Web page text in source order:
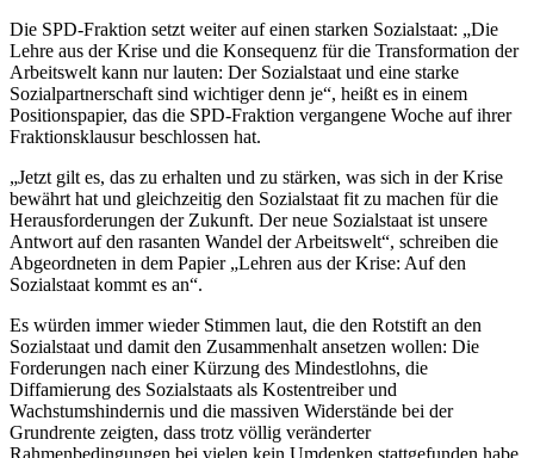
Die SPD-Fraktion setzt weiter auf einen starken Sozialstaat: „Die
Lehre aus der Krise und die Konsequenz für die Transformation der
Arbeitswelt kann nur lauten: Der Sozialstaat und eine starke
Sozialpartnerschaft sind wichtiger denn je“, heißt es in einem
Positionspapier, das die SPD-Fraktion vergangene Woche auf ihrer
Fraktionsklausur beschlossen hat.
„Jetzt gilt es, das zu erhalten und zu stärken, was sich in der Krise
bewährt hat und gleichzeitig den Sozialstaat fit zu machen für die
Herausforderungen der Zukunft. Der neue Sozialstaat ist unsere
Antwort auf den rasanten Wandel der Arbeitswelt“, schreiben die
Abgeordneten in dem Papier „Lehren aus der Krise: Auf den
Sozialstaat kommt es an“.
Es würden immer wieder Stimmen laut, die den Rotstift an den
Sozialstaat und damit den Zusammenhalt ansetzen wollen: Die
Forderungen nach einer Kürzung des Mindestlohns, die
Diffamierung des Sozialstaats als Kostentreiber und
Wachstumshindernis und die massiven Widerstände bei der
Grundrente zeigten, dass trotz völlig veränderter
Rahmenbedingungen bei vielen kein Umdenken stattgefunden habe.